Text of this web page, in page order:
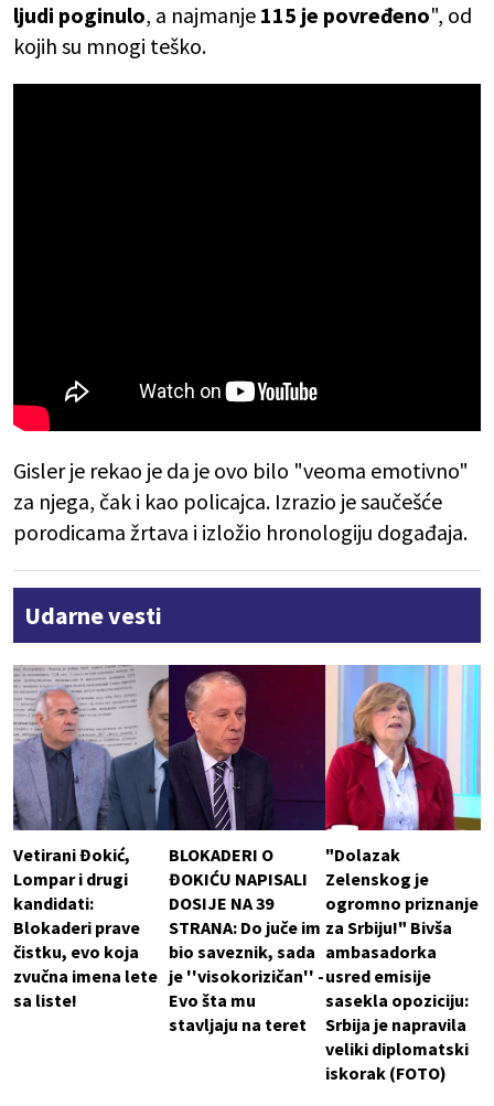
ljudi poginulo, a najmanje 115 je povređeno", od
kojih su mnogi teško.
Gisler je rekao je da je ovo bilo "veoma emotivno"
za njega, čak i kao policajca. Izrazio je saučešće
porodicama žrtava i izložio hronologiju događaja.
Udarne vesti
Vetirani Đokić,
Lompar i drugi
kandidati:
Blokaderi prave
čistku, evo koja
zvučna imena lete
sa liste!
BLOKADERI O
ĐOKIĆU NAPISALI
DOSIJE NA 39
STRANA: Do juče im
bio saveznik, sada
je ''visokorizičan'' -
Evo šta mu
stavljaju na teret
"Dolazak
Zelenskog je
ogromno priznanje
za Srbiju!" Bivša
ambasadorka
usred emisije
sasekla opoziciju:
Srbija je napravila
veliki diplomatski
iskorak (FOTO)